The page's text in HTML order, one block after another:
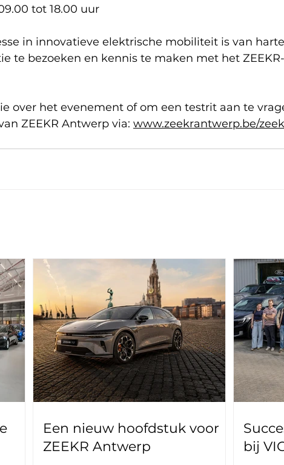
tot 18.00 uur
in innovatieve elektrische mobiliteit is van
te bezoeken en kennis te maken met het
over het evenement of om een testrit aan te
ZEEKR Antwerp via: www.zeekrantwerp.be/
Een nieuw hoofdstuk voor
ZEEKR Antwerp
bij